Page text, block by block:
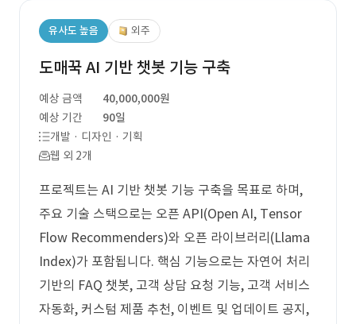
유사도 높음 외주
도매꾹 AI 기반 챗봇 기능 구축
예상 금액
40,000,000원
예상 기간
90일
개발 · 디자인 · 기획
웹 외 2개
프로젝트는 AI 기반 챗봇 기능 구축을 목표로 하며,
주요 기술 스택으로는 오픈 API(Open AI, Tensor
Flow Recommenders)와 오픈 라이브러리(Llama
Index)가 포함됩니다. 핵심 기능으로는 자연어 처리
기반의 FAQ 챗봇, 고객 상담 요청 기능, 고객 서비스
자동화, 커스텀 제품 추천, 이벤트 및 업데이트 공지,